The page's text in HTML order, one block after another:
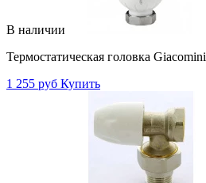
В наличии
Термостатическая головка Giacomini
1 255 руб Купить